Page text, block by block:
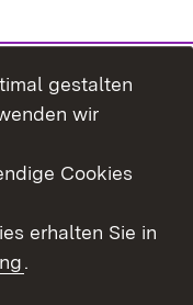
gestalten
wir
Cookies
erhalten Sie in
.